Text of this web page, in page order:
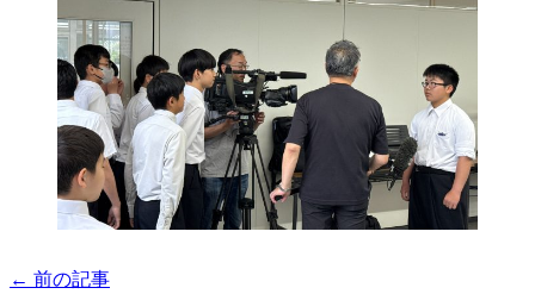
← 前の記事